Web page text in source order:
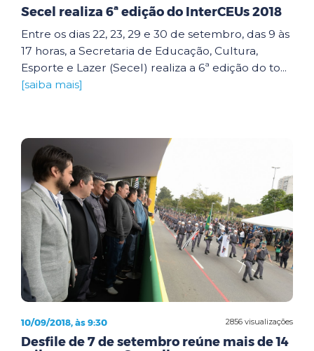
Secel realiza 6ª edição do InterCEUs 2018
Entre os dias 22, 23, 29 e 30 de setembro, das 9 às
17 horas, a Secretaria de Educação, Cultura,
Esporte e Lazer (Secel) realiza a 6ª edição do to...
[saiba mais]
2856 visualizações
10/09/2018, às 9:30
Desfile de 7 de setembro reúne mais de 14